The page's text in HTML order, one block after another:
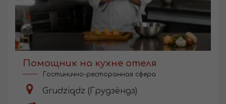
Помощник на кухне отеля
Гостинично-ресторанная сфера
Grudziądz (Грудзёндз)